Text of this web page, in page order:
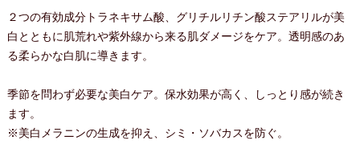
２つの有効成分トラネキサム酸、グリチルリチン酸ステアリルが美
白とともに肌荒れや紫外線から来る肌ダメージをケア。透明感のあ
る柔らかな白肌に導きます。
季節を問わず必要な美白ケア。保水効果が高く、しっとり感が続き
ます。
※美白メラニンの生成を抑え、シミ・ソバカスを防ぐ。